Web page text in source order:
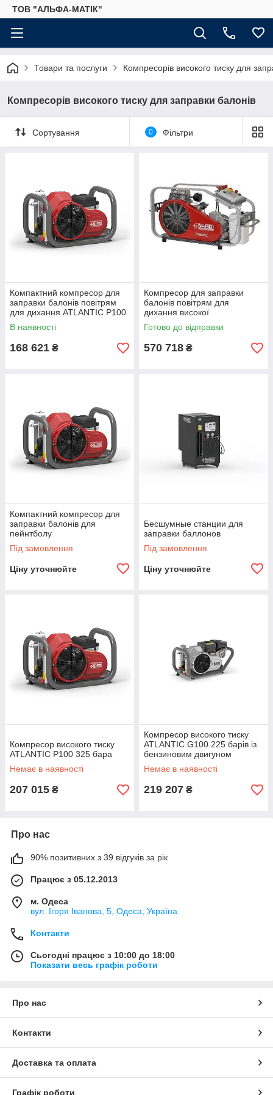
ТОВ "АЛЬФА-МАТІК"
Товари та послуги Компресорів високого тиску для
Компресорів високого тиску для заправки балонів
Сортування 0 Фільтри
Компактний компресор для
заправки балонів повітрям
для дихання ATLANTIC P100
225 бар
В наявності
168 621 ₴
Компресор для заправки
балонів повітрям для
дихання високої
продуктивності PACIFIC P 23
Готово до відправки
570 718 ₴
Компактний компресор для
заправки балонів для
пейнтболу
Під замовлення
Ціну уточнюйте
Бесшумные станции для
заправки баллонов
Під замовлення
Ціну уточнюйте
Компресор високого тиску
ATLANTIC P100 325 бара
Немає в наявності
207 015 ₴
Компресор високого тиску
ATLANTIC G100 225 барів із
бензиновим двигуном
Немає в наявності
219 207 ₴
Про нас
90% позитивних з 39 відгуків за рік
Працює з 05.12.2013
м. Одеса
вул. Ігоря Іванова, 5, Одеса, Україна
Контакти
Сьогодні працює з 10:00 до 18:00
Показати весь графік роботи
Про нас
Контакти
Доставка та оплата
Графік роботи